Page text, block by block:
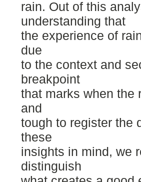
rain. Out of this
understanding that
the experience of
due
to the context and
breakpoint
that marks when the
and
tough to register the
these
insights in mind, we
distinguish